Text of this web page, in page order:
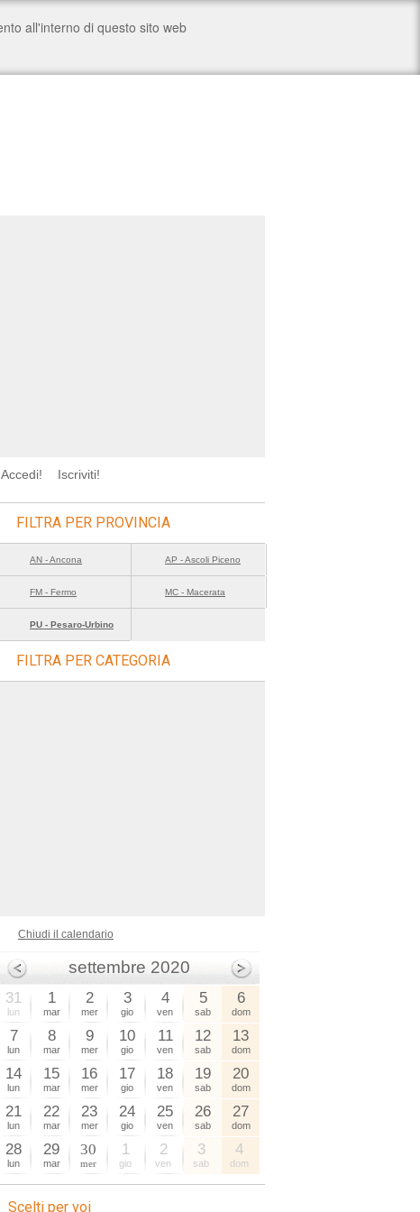
Accedi! Iscriviti!
FILTRA PER PROVINCIA
AN - Ancona AP - Ascoli Piceno
FM - Fermo MC - Macerata
PU - Pesaro-Urbino
FILTRA PER CATEGORIA
Chiudi il calendario
settembre 2020
31
lun
1
mar
2
mer
3
gio
4
ven
5
sab
6
dom
7
lun
8
mar
9
mer
10
gio
11
ven
12
sab
13
dom
14
lun
15
mar
16
mer
17
gio
18
ven
19
sab
20
dom
21
lun
22
mar
23
mer
24
gio
25
ven
26
sab
27
dom
28
lun
29
mar
30
mer
1
gio
2
ven
3
sab
4
dom
Scelti per voi